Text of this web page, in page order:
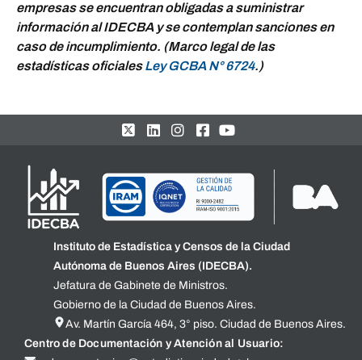
empresas se encuentran obligadas a suministrar
información al IDECBA y se contemplan sanciones en
caso de incumplimiento. (Marco legal de las
estadísticas oficialesLey GCBA N° 6724.)
Instituto de Estadística y Censos de la Ciudad
Autónoma de Buenos Aires (IDECBA).
Jefatura de Gabinete de Ministros.
Gobierno de la Ciudad de Buenos Aires.
Av. Martín García 464, 3° piso. Ciudad de Buenos Aires.
Centro de Documentación y Atención al Usuario: